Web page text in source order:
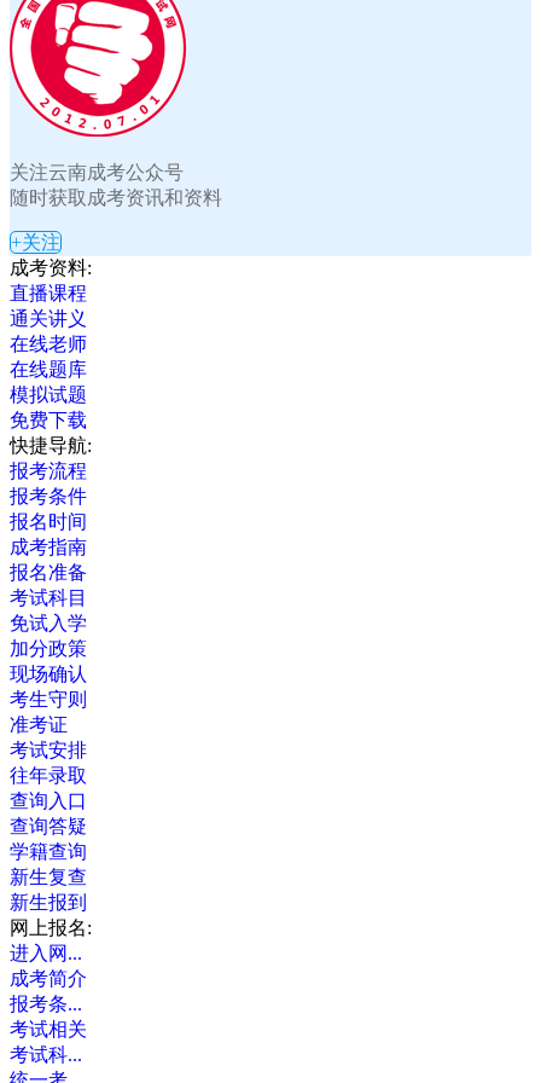
关注云南成考公众号
随时获取成考资讯和资料
+关注
成考资料:
直播课程
通关讲义
在线老师
在线题库
模拟试题
免费下载
快捷导航:
报考流程
报考条件
报名时间
成考指南
报名准备
考试科目
免试入学
加分政策
现场确认
考生守则
准考证
考试安排
往年录取
查询入口
查询答疑
学籍查询
新生复查
新生报到
网上报名:
进入网...
成考简介
报考条...
考试相关
考试科...